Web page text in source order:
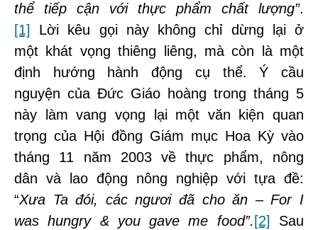
thể tiếp cận với thực phẩm chất lượng”.
[1]
Lời kêu gọi này không chỉ dừng lại ở
một khát vọng thiêng liêng, mà còn là một
định hướng hành động cụ thể. Ý cầu
nguyện của Đức Giáo hoàng trong tháng 5
này làm vang vọng lại một văn kiện quan
trọng của Hội đồng Giám mục Hoa Kỳ vào
tháng 11 năm 2003 về thực phẩm, nông
dân và lao động nông nghiệp với tựa đề:
“Xưa Ta đói, các ngươi đã cho ăn – For I
was hungry & you gave me food”. [2]
Sau